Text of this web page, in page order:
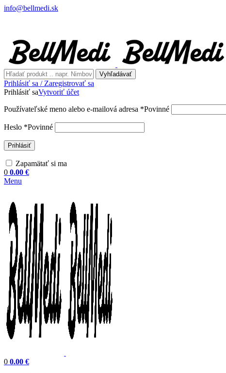
info@bellmedi.sk
Vyhľadávať
Prihlásiť sa / Zaregistrovať sa
Prihlásiť saVytvoriť účet
Používateľské meno alebo e-mailová adresa *Povinné
Heslo *Povinné
Prihlásiť
Zapamätať si ma
0 0.00 €
Menu
0 0.00 €